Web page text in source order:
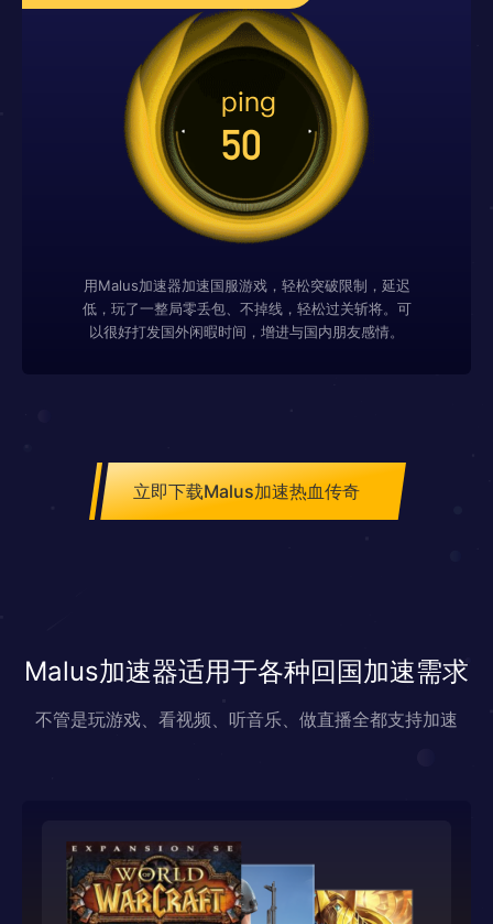
用Malus加速器加速国服游戏，轻松突破限制，延迟
低，玩了一整局零丢包、不掉线，轻松过关斩将。可
以很好打发国外闲暇时间，增进与国内朋友感情。
立即下载Malus加速热血传奇
Malus加速器适用于各种回国加速需求
不管是玩游戏、看视频、听音乐、做直播全都支持加速